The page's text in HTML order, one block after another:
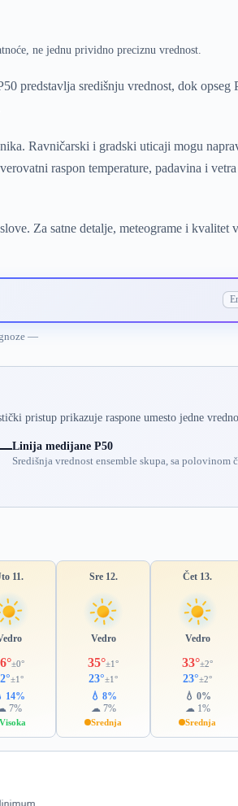
ne jednu prividno preciznu vrednost.
predstavlja središnju vrednost, dok opseg
Ravničarski i gradski uticaji mogu
raspon temperature, padavina i
Za satne detalje, meteograme i kvalitet
—
pristup prikazuje raspone umesto jedne
Linija medijane P50
Središnja vrednost ensemble skupa, sa polovinom
11.
±0°
±1°
14%
7%
Sre 12.
Vedro
35°±1°
23°±1°
💧 8%
☁ 7%
Srednja
Čet 13.
Vedro
33°±2°
23°±2°
💧 0%
☁ 1%
Srednja